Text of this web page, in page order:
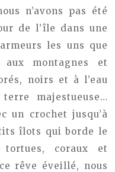
n’avons pas été
de l’île dans une
les uns que
montagnes et
noirs et à l’eau
majestueuse…
un crochet jusqu’à
îlots qui borde le
tortues, coraux et
rêve éveillé, nous